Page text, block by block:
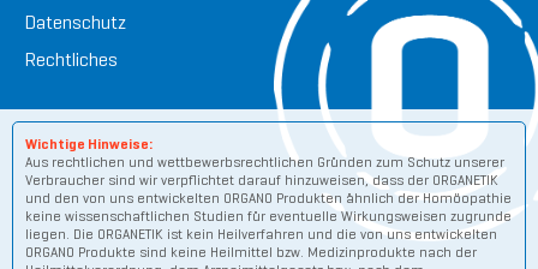
Datenschutz
Rechtliches
Wichtige Hinweise:
Aus rechtlichen und wettbewerbsrechtlichen Gründen zum Schutz unserer
Verbraucher sind wir verpflichtet darauf hinzuweisen, dass der ORGANETIK
und den von uns entwickelten ORGANO Produkten ähnlich der Homöopathie
keine wissenschaftlichen Studien für eventuelle Wirkungsweisen zugrunde
liegen. Die ORGANETIK ist kein Heilverfahren und die von uns entwickelten
ORGANO Produkte sind keine Heilmittel bzw. Medizinprodukte nach der